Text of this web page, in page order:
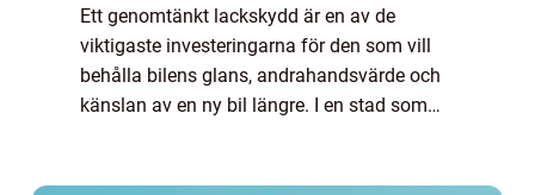
Ett genomtänkt lackskydd är en av de
viktigaste investeringarna för den som vill
behålla bilens glans, andrahandsvärde och
känslan av en ny bil längre. I en stad som